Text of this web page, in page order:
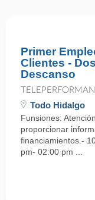
Primer
Clientes -
Descanso
Todo Hidalgo
Funsiones:
proporcionar
financiamientos.-
pm- 02:00 pm ...